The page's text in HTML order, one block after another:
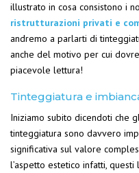
illustrato in cosa consistono i
ristrutturazioni privati e
andremo a parlarti di
anche del motivo per cui
piacevole lettura!
Tinteggiatura e
Iniziamo subito dicendoti che
tinteggiatura sono davvero
significativa sul valore
l’aspetto estetico infatti,